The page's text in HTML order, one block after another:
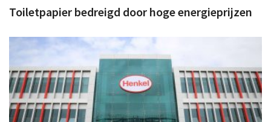
Toiletpapier bedreigd door hoge energieprijzen